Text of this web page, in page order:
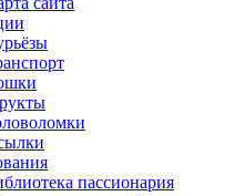
пассионария